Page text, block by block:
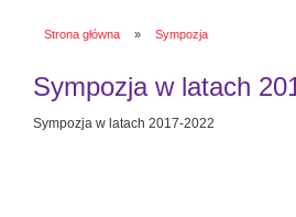
Jesteś tutaj
Strona główna » Sympozja
Sympozja w latach
Sympozja w latach 2017-2022